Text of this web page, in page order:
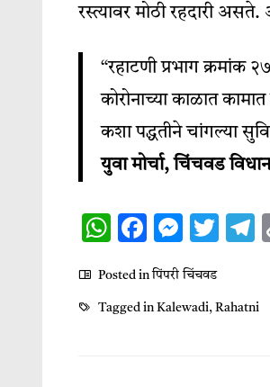
रस्त्यावर मोठी रहदारी
“रहाटणी प्रभाग क्रमांक
कोरोनाच्या काळात
कशा पद्धतीने चांगल्या
युवा मोर्चा, चिंचवड
WhatsApp
Facebook
Posted inपिंपरी चिंचवड
Tagged in Kalewadi, Rahatni